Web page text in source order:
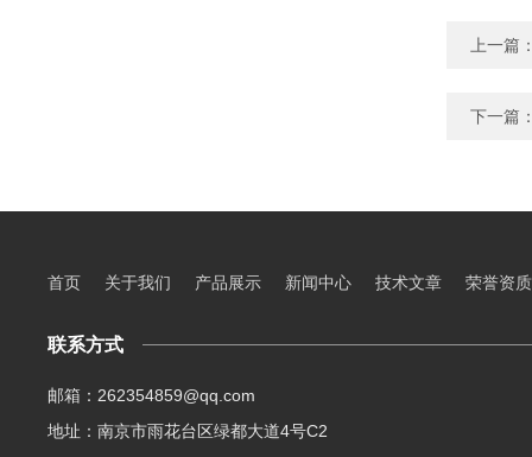
上一篇
下一篇
首页 关于我们 产品展示 新闻中心 技术文章 荣誉资质
联系方式
邮箱：262354859@qq.com
地址：南京市雨花台区绿都大道4号C2